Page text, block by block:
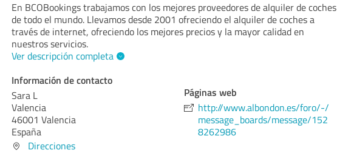
En BCOBookings trabajamos con los mejores proveedores de alquiler de coches
de todo el mundo. Llevamos desde 2001 ofreciendo el alquiler de coches a
través de internet, ofreciendo los mejores precios y la mayor calidad en
nuestros servicios.
Ver descripción completa
Información de contacto
Sara L
Valencia
46001 Valencia
España
Direcciones
Páginas web
http://www.albondon.es/foro/-/
message_boards/message/152
8262986